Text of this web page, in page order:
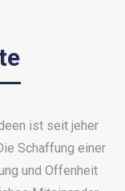
ist seit jeher
Schaffung einer
und Offenheit